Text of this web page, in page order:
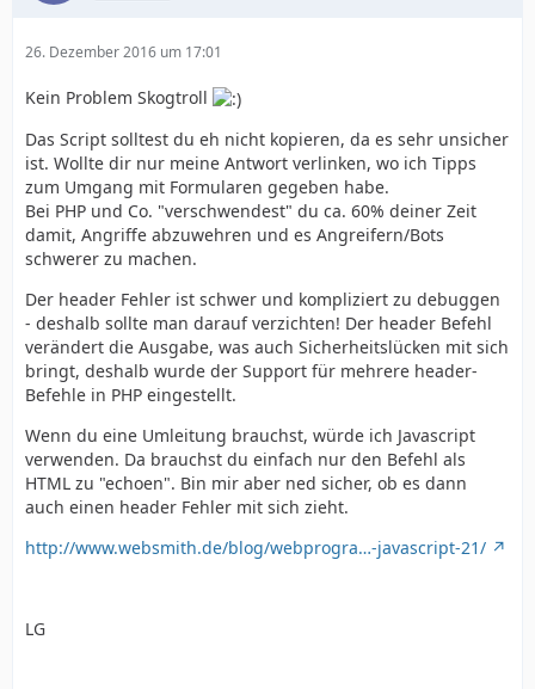
26. Dezember 2016 um 17:01
Kein Problem Skogtroll
Das Script solltest du eh nicht kopieren, da es sehr unsicher
ist. Wollte dir nur meine Antwort verlinken, wo ich Tipps
zum Umgang mit Formularen gegeben habe.
Bei PHP und Co. "verschwendest" du ca. 60% deiner Zeit
damit, Angriffe abzuwehren und es Angreifern/Bots
schwerer zu machen.
Der header Fehler ist schwer und kompliziert zu debuggen
- deshalb sollte man darauf verzichten! Der header Befehl
verändert die Ausgabe, was auch Sicherheitslücken mit sich
bringt, deshalb wurde der Support für mehrere header-
Befehle in PHP eingestellt.
Wenn du eine Umleitung brauchst, würde ich Javascript
verwenden. Da brauchst du einfach nur den Befehl als
HTML zu "echoen". Bin mir aber ned sicher, ob es dann
auch einen header Fehler mit sich zieht.
http://www.websmith.de/blog/webprogra…-javascript-21/
LG